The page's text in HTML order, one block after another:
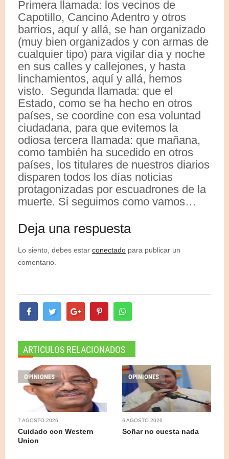
Primera llamada: los vecinos de
Capotillo, Cancino Adentro y otros
barrios, aquí y allá, se han organizado
(muy bien organizados y con armas de
cualquier tipo) para vigilar día y noche
en sus calles y callejones, y hasta
linchamientos, aquí y allá, hemos
visto. Segunda llamada: que el
Estado, como se ha hecho en otros
países, se coordine con esa voluntad
ciudadana, para que evitemos la
odiosa tercera llamada: que mañana,
como también ha sucedido en otros
países, los titulares de nuestros diarios
disparen todos los días noticias
protagonizadas por escuadrones de la
muerte. Si seguimos como vamos…
Deja una respuesta
Lo siento, debes estar conectado para publicar un
comentario.
ARTICULOS RELACIONADOS
OPINIONES
7 AGOSTO 2026
Cuidado con Western
Union
OPINIONES
6 AGOSTO 2026
Soñar no cuesta nada